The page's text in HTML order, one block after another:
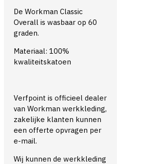
De Workman Classic
Overall is wasbaar op 60
graden.
Materiaal: 100%
kwaliteitskatoen
Verfpoint is officieel dealer
van Workman werkkleding,
zakelijke klanten kunnen
een offerte opvragen per
e-mail.
Wij kunnen de werkkleding